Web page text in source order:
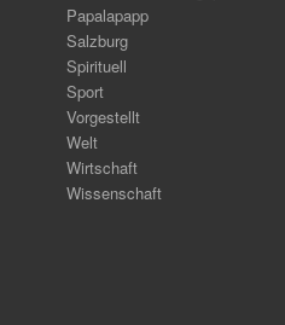
Papalapapp
Salzburg
Spirituell
Sport
Vorgestellt
Welt
Wirtschaft
Wissenschaft